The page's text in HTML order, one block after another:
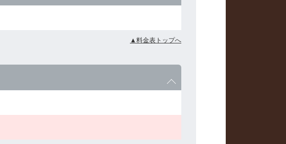
▲料金表トップへ